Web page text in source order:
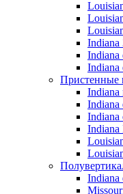
Пристенные
Indiana
Indiana
Indiana
Indiana